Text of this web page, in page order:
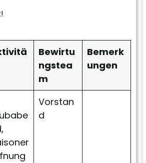
Bewirtu
ngstea
m
Bemerk
ungen
Vorstan
d